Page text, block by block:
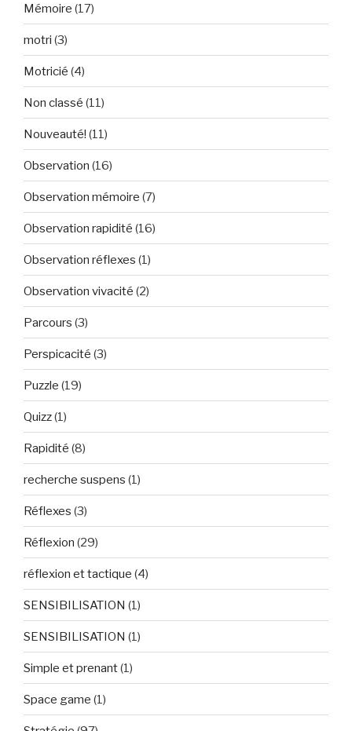
Mémoire (17)
motri (3)
Motricié (4)
Non classé (11)
Nouveauté! (11)
Observation (16)
Observation mémoire (7)
Observation rapidité (16)
Observation réflexes (1)
Observation vivacité (2)
Parcours (3)
Perspicacité (3)
Puzzle (19)
Quizz(1)
Rapidité (8)
recherche suspens (1)
Réflexes (3)
Réflexion (29)
réflexion et tactique (4)
SENSIBILISATION (1)
SENSIBILISATION (1)
Simple et prenant(1)
Space game (1)